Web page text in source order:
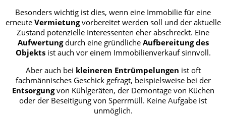
Besonders wichtig ist dies, wenn eine Immobilie für eine
erneute Vermietungvorbereitet werden soll und der aktuelle
Zustand potenzielle Interessenten eher abschreckt. Eine
Aufwertungdurch eine gründliche Aufbereitung des
Objektsist auch vor einem Immobilienverkauf sinnvoll.
Aber auch bei kleineren Entrümpelungen ist oft
fachmännisches Geschick gefragt, beispielsweise bei der
Entsorgungvon Kühlgeräten, der Demontage von Küchen
oder der Beseitigung von Sperrmüll. Keine Aufgabe ist
unmöglich.